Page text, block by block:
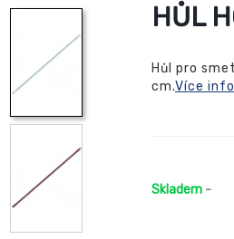
HŮL
Hůl pro
cm.Více
Skladem -